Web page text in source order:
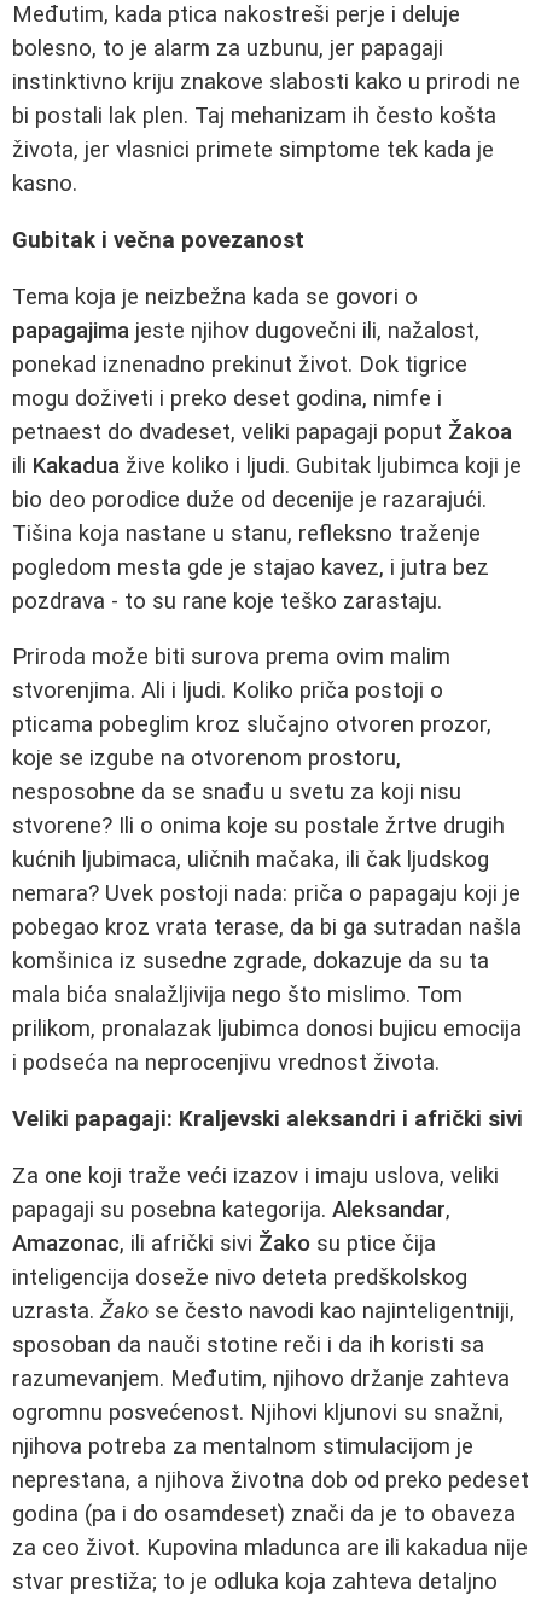
Međutim, kada ptica nakostreši perje i deluje
bolesno, to je alarm za uzbunu, jer papagaji
instinktivno kriju znakove slabosti kako u prirodi ne
bi postali lak plen. Taj mehanizam ih često košta
života, jer vlasnici primete simptome tek kada je
kasno.
Gubitak i večna povezanost
Tema koja je neizbežna kada se govori o
papagajima jeste njihov dugovečni ili, nažalost,
ponekad iznenadno prekinut život. Dok tigrice
mogu doživeti i preko deset godina, nimfe i
petnaest do dvadeset, veliki papagaji poput Žakoa
ili Kakadua žive koliko i ljudi. Gubitak ljubimca koji je
bio deo porodice duže od decenije je razarajući.
Tišina koja nastane u stanu, refleksno traženje
pogledom mesta gde je stajao kavez, i jutra bez
pozdrava - to su rane koje teško zarastaju.
Priroda može biti surova prema ovim malim
stvorenjima. Ali i ljudi. Koliko priča postoji o
pticama pobeglim kroz slučajno otvoren prozor,
koje se izgube na otvorenom prostoru,
nesposobne da se snađu u svetu za koji nisu
stvorene? Ili o onima koje su postale žrtve drugih
kućnih ljubimaca, uličnih mačaka, ili čak ljudskog
nemara? Uvek postoji nada: priča o papagaju koji je
pobegao kroz vrata terase, da bi ga sutradan našla
komšinica iz susedne zgrade, dokazuje da su ta
mala bića snalažljivija nego što mislimo. Tom
prilikom, pronalazak ljubimca donosi bujicu emocija
i podseća na neprocenjivu vrednost života.
Veliki papagaji: Kraljevski aleksandri i afrički sivi
Za one koji traže veći izazov i imaju uslova, veliki
papagaji su posebna kategorija. Aleksandar,
Amazonac, ili afrički sivi Žako su ptice čija
inteligencija doseže nivo deteta predškolskog
uzrasta. Žako se često navodi kao najinteligentniji,
sposoban da nauči stotine reči i da ih koristi sa
razumevanjem. Međutim, njihovo držanje zahteva
ogromnu posvećenost. Njihovi kljunovi su snažni,
njihova potreba za mentalnom stimulacijom je
neprestana, a njihova životna dob od preko pedeset
godina (pa i do osamdeset) znači da je to obaveza
za ceo život. Kupovina mladunca are ili kakadua nije
stvar prestiža; to je odluka koja zahteva detaljno